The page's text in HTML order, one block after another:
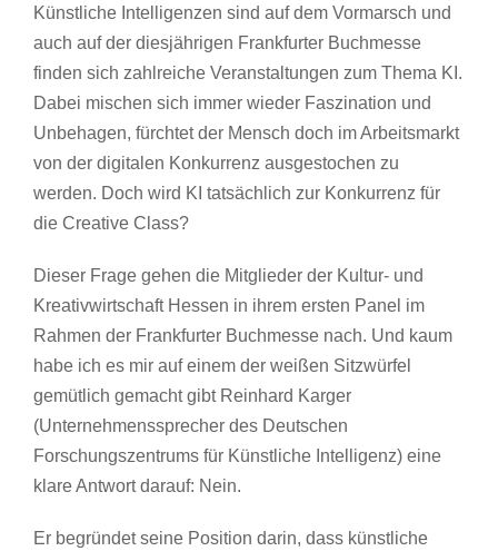
Künstliche Intelligenzen sind auf dem Vormarsch und
auch auf der diesjährigen Frankfurter Buchmesse
finden sich zahlreiche Veranstaltungen zum Thema KI.
Dabei mischen sich immer wieder Faszination und
Unbehagen, fürchtet der Mensch doch im Arbeitsmarkt
von der digitalen Konkurrenz ausgestochen zu
werden. Doch wird KI tatsächlich zur Konkurrenz für
die Creative Class?
Dieser Frage gehen die Mitglieder der Kultur- und
Kreativwirtschaft Hessen in ihrem ersten Panel im
Rahmen der Frankfurter Buchmesse nach. Und kaum
habe ich es mir auf einem der weißen Sitzwürfel
gemütlich gemacht gibt Reinhard Karger
(Unternehmenssprecher des Deutschen
Forschungszentrums für Künstliche Intelligenz) eine
klare Antwort darauf: Nein.
Er begründet seine Position darin, dass künstliche